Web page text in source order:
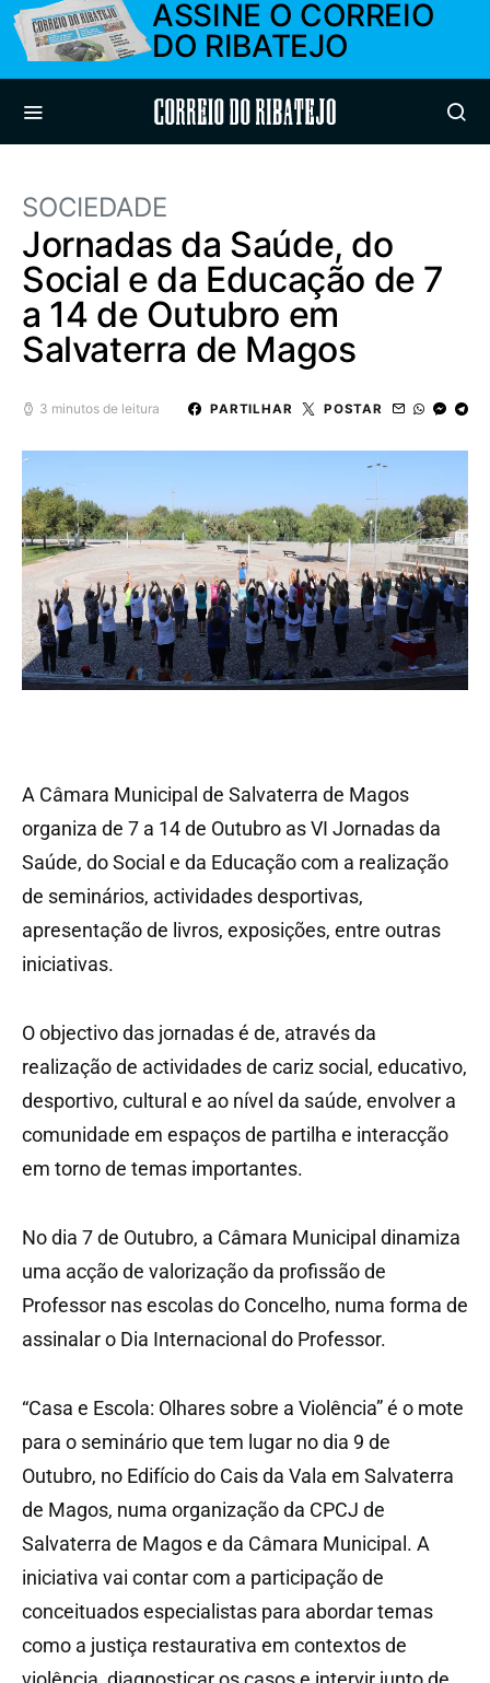
ASSINE O CORREIO
DO RIBATEJO
Correio do Ribatejo
SOCIEDADE
Jornadas da Saúde, do
Social e da Educação de 7
a 14 de Outubro em
Salvaterra de Magos
3 minutos de leitura PARTILHAR POSTAR
A Câmara Municipal de Salvaterra de Magos
organiza de 7 a 14 de Outubro as VI Jornadas da
Saúde, do Social e da Educação com a realização
de seminários, actividades desportivas,
apresentação de livros, exposições, entre outras
iniciativas.
O objectivo das jornadas é de, através da
realização de actividades de cariz social, educativo,
desportivo, cultural e ao nível da saúde, envolver a
comunidade em espaços de partilha e interacção
em torno de temas importantes.
No dia 7 de Outubro, a Câmara Municipal dinamiza
uma acção de valorização da profissão de
Professor nas escolas do Concelho, numa forma de
assinalar o Dia Internacional do Professor.
“Casa e Escola: Olhares sobre a Violência” é o mote
para o seminário que tem lugar no dia 9 de
Outubro, no Edifício do Cais da Vala em Salvaterra
de Magos, numa organização da CPCJ de
Salvaterra de Magos e da Câmara Municipal. A
iniciativa vai contar com a participação de
conceituados especialistas para abordar temas
como a justiça restaurativa em contextos de